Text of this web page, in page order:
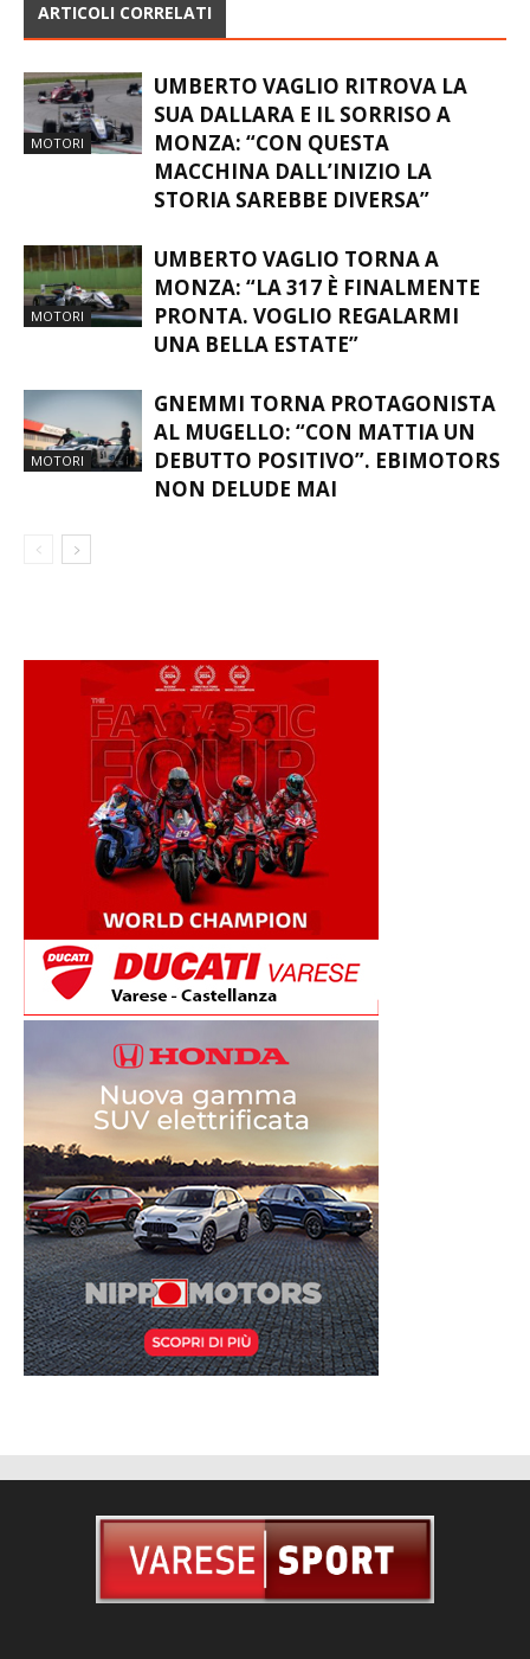
ARTICOLI CORRELATI
MOTORI
UMBERTO VAGLIO RITROVA LA
SUA DALLARA E IL SORRISO A
MONZA: “CON QUESTA
MACCHINA DALL’INIZIO LA
STORIA SAREBBE DIVERSA”
MOTORI
UMBERTO VAGLIO TORNA A
MONZA: “LA 317 È FINALMENTE
PRONTA. VOGLIO REGALARMI
UNA BELLA ESTATE”
MOTORI
GNEMMI TORNA PROTAGONISTA
AL MUGELLO: “CON MATTIA UN
DEBUTTO POSITIVO”. EBIMOTORS
NON DELUDE MAI